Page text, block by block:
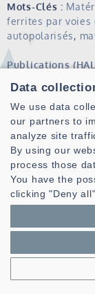
Mots-Clés :
ferrites par voies
autopolarisés,
Publications
Laboratoire des
Communication
Technopole Brest-
29238 Brest
Data
We use data
our partners to
analyze site
By using our
process those
You have the
clicking "Deny